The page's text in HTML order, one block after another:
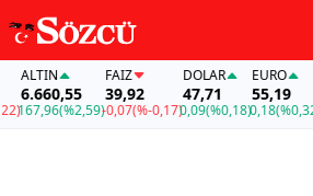
(%2,59)
FAİZ
39,92
-0,07(%-0,17)
DOLAR
47,71
0,09(%0,18)
EURO
55,19
0,18(%0,32)